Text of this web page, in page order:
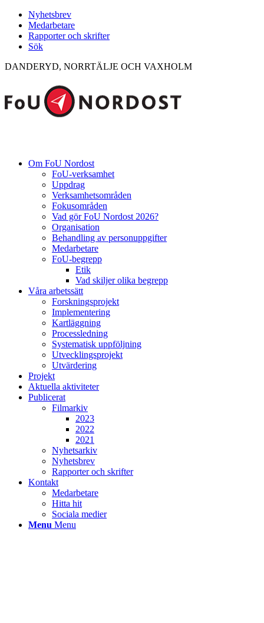
Nyhetsbrev
Medarbetare
Rapporter och skrifter
Sök
DANDERYD, NORRTÄLJE OCH VAXHOLM
Om FoU Nordost
FoU-verksamhet
Uppdrag
Verksamhetsområden
Fokusområden
Vad gör FoU Nordost 2026?
Organisation
Behandling av personuppgifter
Medarbetare
FoU-begrepp
Etik
Vad skiljer olika begrepp
Våra arbetssätt
Forskningsprojekt
Implementering
Kartläggning
Processledning
Systematisk uppföljning
Utvecklingsprojekt
Utvärdering
Projekt
Aktuella aktiviteter
Publicerat
Filmarkiv
2023
2022
2021
Nyhetsarkiv
Nyhetsbrev
Rapporter och skrifter
Kontakt
Medarbetare
Hitta hit
Sociala medier
Menu Menu